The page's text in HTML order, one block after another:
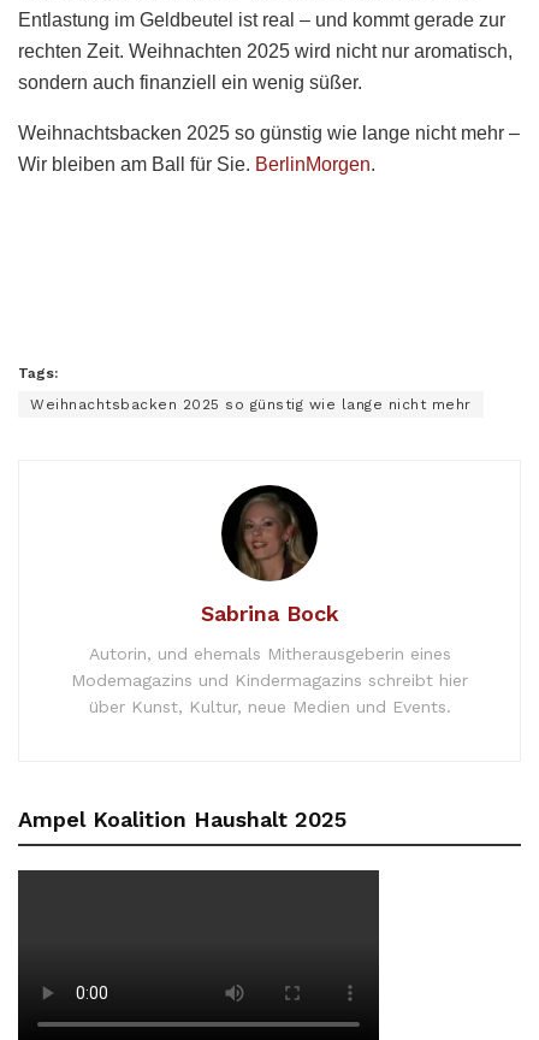
Entlastung im Geldbeutel ist real – und kommt gerade zur
rechten Zeit. Weihnachten 2025 wird nicht nur aromatisch,
sondern auch finanziell ein wenig süßer.
Weihnachtsbacken 2025 so günstig wie lange nicht mehr –
Wir bleiben am Ball für Sie. BerlinMorgen.
Tags:
Weihnachtsbacken 2025 so günstig wie lange nicht mehr
Sabrina Bock
Autorin, und ehemals Mitherausgeberin eines
Modemagazins und Kindermagazins schreibt hier
über Kunst, Kultur, neue Medien und Events.
Ampel Koalition Haushalt 2025